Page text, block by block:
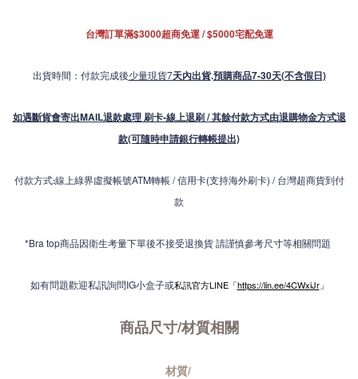
台灣訂單滿$3000超商免運 / $5000宅配免運
出貨時間：付款完成後少量現貨7天內出貨.預購商品7-30天(不含假日)
如遇斷貨會寄出MAIL退款處理 刷卡-線上退刷 / 其餘付款方式由退購物金方式退
款(可隨時申請銀行轉帳提出)
付款方式:線上綠界虛擬帳號ATM轉帳 / 信用卡(支持海外刷卡) / 台灣超商貨到付
款
*Bra top商品因衛生考量下單後不接受退換貨 請謹慎參考尺寸等相關問題
如有問題歡迎私訊詢問IG小盒子或私訊官方LINE「https://lin.ee/4CWxiJr」
商品尺寸/材質相關
材質/